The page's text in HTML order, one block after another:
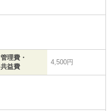
管理費・
共益費
4,500円